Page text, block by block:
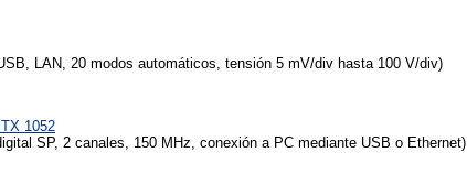
LAN, 20 modos automáticos, tensión 5 mV/div hasta 100 V/div)
1052
SP, 2 canales, 150 MHz, conexión a PC mediante USB o Ethernet)